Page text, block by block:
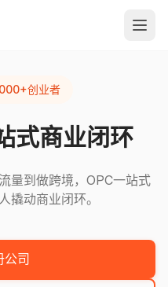
创业者
式商业闭环
量到做跨境，OPC一站式
撬动商业闭环。
公司